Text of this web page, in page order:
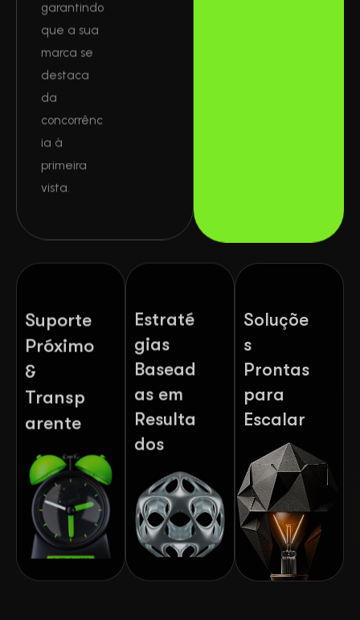
garantindo
que a sua
marca se
destaca
da
concorrênc
ia à
primeira
vista.
Suporte
Próximo
&
Transp
arente
Estraté
gias
Basead
as em
Resulta
dos
Soluçõe
s
Prontas
para
Escalar